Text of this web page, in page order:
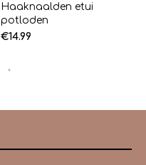
Haaknaalden etui
potloden
€14.99